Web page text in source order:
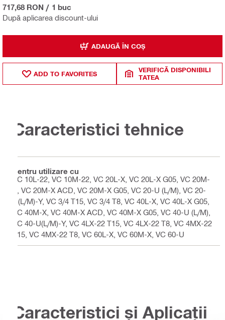
După aplicarea discount-ului
717,68 RON / 1 buc
ADAUGĂ ÎN COȘ
ADD TO FAVORITES
VERIFICĂ DISPONIBILI
TATEA
Caracteristici tehnice
Pentru utilizare cu
VC 10L-22, VC 10M-22, VC 20L-X, VC 20L-X G05, VC 20M-
X, VC 20M-X ACD, VC 20M-X G05, VC 20-U (L/M), VC 20-
U(L/M)-Y, VC 3/4 T15, VC 3/4 T8, VC 40L-X, VC 40L-X G05,
VC 40M-X, VC 40M-X ACD, VC 40M-X G05, VC 40-U (L/M),
VC 40-U(L/M)-Y, VC 4LX-22 T15, VC 4LX-22 T8, VC 4MX-22
T15, VC 4MX-22 T8, VC 60L-X, VC 60M-X, VC 60-U
Caracteristici și Aplicații